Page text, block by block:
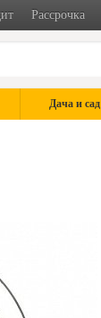
Рассрочка
Дача и сад